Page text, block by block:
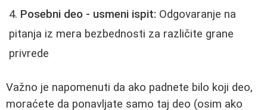
Posebni deo - usmeni ispit: Odgovaranje na
pitanja iz mera bezbednosti za različite grane
privrede
Važno je napomenuti da ako padnete bilo koji deo,
moraćete da ponavljate samo taj deo (osim ako